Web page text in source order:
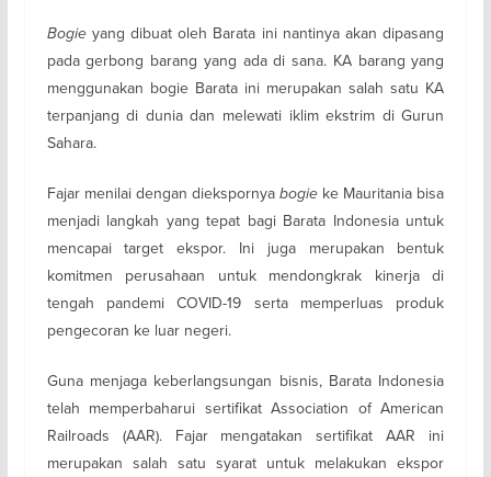
Bogieyang dibuat oleh Barata ini nantinya akan dipasang
pada gerbong barang yang ada di sana. KA barang yang
menggunakan bogie Barata ini merupakan salah satu KA
terpanjang di dunia dan melewati iklim ekstrim di Gurun
Sahara.
Fajar menilai dengan diekspornyabogie ke Mauritania bisa
menjadi langkah yang tepat bagi Barata Indonesia untuk
mencapai target ekspor. Ini juga merupakan bentuk
komitmen perusahaan untuk mendongkrak kinerja di
tengah pandemi COVID-19 serta memperluas produk
pengecoran ke luar negeri.
Guna menjaga keberlangsungan bisnis, Barata Indonesia
telah memperbaharui sertifikat Association of American
Railroads (AAR). Fajar mengatakan sertifikat AAR ini
merupakan salah satu syarat untuk melakukan ekspor